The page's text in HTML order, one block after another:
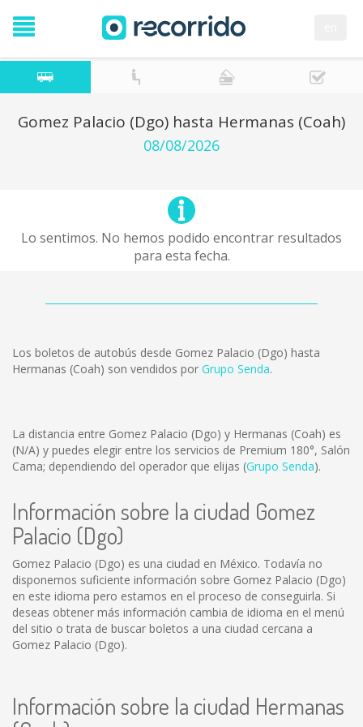
Gomez Palacio (Dgo) hasta Hermanas (Coah)
08/08/2026
Lo sentimos. No hemos podido encontrar resultados
para esta fecha.
Los boletos de autobús desde Gomez Palacio (Dgo) hasta
Hermanas (Coah) son vendidos por Grupo Senda.
La distancia entre Gomez Palacio (Dgo) y Hermanas (Coah) es
(N/A) y puedes elegir entre los servicios de Premium 180°, Salón
Cama; dependiendo del operador que elijas (Grupo Senda).
Información sobre la ciudad Gomez
Palacio (Dgo)
Gomez Palacio (Dgo) es una ciudad en México. Todavía no
disponemos suficiente información sobre Gomez Palacio (Dgo)
en este idioma pero estamos en el proceso de conseguirla. Si
deseas obtener más información cambia de idioma en el menú
del sitio o trata de buscar boletos a una ciudad cercana a
Gomez Palacio (Dgo).
Información sobre la ciudad Hermanas